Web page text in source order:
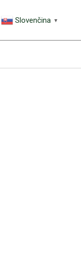
Slovenčina ▼